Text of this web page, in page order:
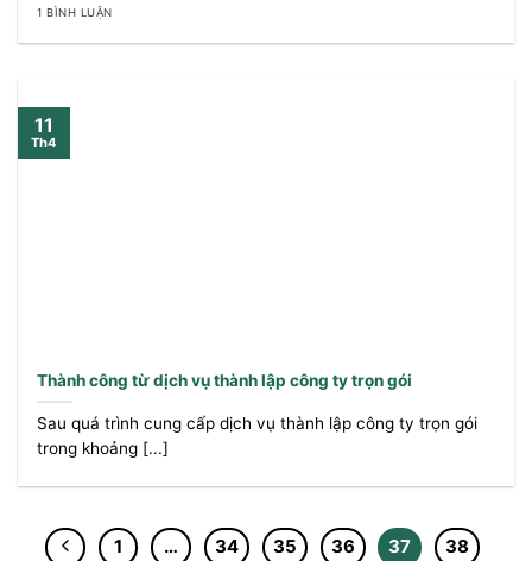
1 BÌNH LUẬN
Thành công từ dịch vụ thành lập công ty trọn gói
Sau quá trình cung cấp dịch vụ thành lập công ty trọn gói
trong khoảng [...]
11
Th4
1 … 34 35 36 37
38